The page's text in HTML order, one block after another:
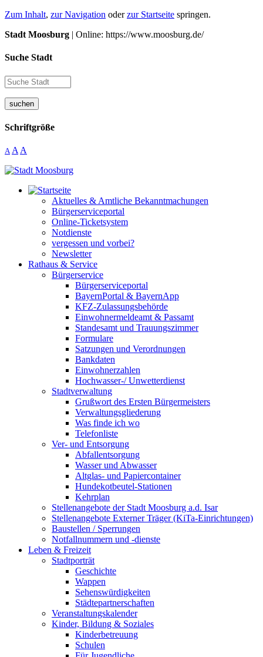
Zum Inhalt, zur Navigation oderzur Startseite springen.
Stadt Moosburg | Online: https://www.moosburg.de/
Suche Stadt
suchen
Schriftgröße
A A A
Aktuelles & Amtliche Bekanntmachungen
Bürgerserviceportal
Online-Ticketsystem
Notdienste
vergessen und vorbei?
Newsletter
Rathaus & Service
Bürgerservice
Bürgerserviceportal
BayernPortal & BayernApp
KFZ-Zulassungsbehörde
Einwohnermeldeamt & Passamt
Standesamt und Trauungszimmer
Formulare
Satzungen und Verordnungen
Bankdaten
Einwohnerzahlen
Hochwasser-/ Unwetterdienst
Stadtverwaltung
Grußwort des Ersten Bürgermeisters
Verwaltungsgliederung
Was finde ich wo
Telefonliste
Ver- und Entsorgung
Abfallentsorgung
Wasser und Abwasser
Altglas- und Papiercontainer
Hundekotbeutel-Stationen
Kehrplan
Stellenangebote der Stadt Moosburg a.d. Isar
Stellenangebote Externer Träger (KiTa-Einrichtungen)
Baustellen / Sperrungen
Notfallnummern und -dienste
Leben & Freizeit
Stadtporträt
Geschichte
Wappen
Sehenswürdigkeiten
Städtepartnerschaften
Veranstaltungskalender
Kinder, Bildung & Soziales
Kinderbetreuung
Schulen